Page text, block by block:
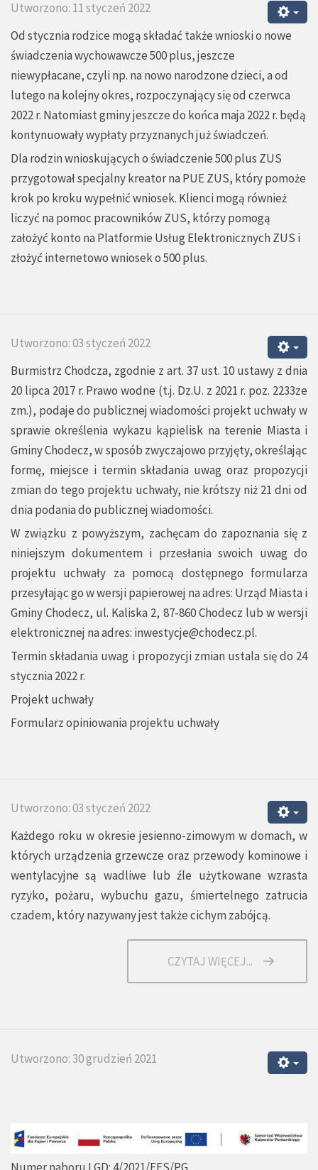
Utworzono: 11 styczeń 2022
Od stycznia rodzice mogą składać także wnioski o nowe
świadczenia wychowawcze 500 plus, jeszcze
niewypłacane, czyli np. na nowo narodzone dzieci, a od
lutego na kolejny okres, rozpoczynający się od czerwca
2022 r. Natomiast gminy jeszcze do końca maja 2022 r. będą
kontynuowały wypłaty przyznanych już świadczeń.
Dla rodzin wnioskujących o świadczenie 500 plus ZUS
przygotował specjalny kreator na PUE ZUS, który pomoże
krok po kroku wypełnić wniosek. Klienci mogą również
liczyć na pomoc pracowników ZUS, którzy pomogą
założyć konto na Platformie Usług Elektronicznych ZUS i
złożyć internetowo wniosek o 500 plus.
Utworzono: 03 styczeń 2022
Burmistrz Chodcza, zgodnie z art. 37 ust. 10 ustawy z dnia
20 lipca 2017 r. Prawo wodne (t.j. Dz.U. z 2021 r. poz. 2233ze
zm.), podaje do publicznej wiadomości projekt uchwały w
sprawie określenia wykazu kąpielisk na terenie Miasta i
Gminy Chodecz, w sposób zwyczajowo przyjęty, określając
formę, miejsce i termin składania uwag oraz propozycji
zmian do tego projektu uchwały, nie krótszy niż 21 dni od
dnia podania do publicznej wiadomości.
W związku z powyższym, zachęcam do zapoznania się z
niniejszym dokumentem i przesłania swoich uwag do
projektu uchwały za pomocą dostępnego formularza
przesyłając go w wersji papierowej na adres: Urząd Miasta i
Gminy Chodecz, ul. Kaliska 2, 87-860 Chodecz lub w wersji
elektronicznej na adres: inwestycje@chodecz.pl.
Termin składania uwag i propozycji zmian ustala się do 24
stycznia 2022 r.
Projekt uchwały
Formularz opiniowania projektu uchwały
Utworzono: 03 styczeń 2022
Każdego roku w okresie jesienno-zimowym w domach, w
których urządzenia grzewcze oraz przewody kominowe i
wentylacyjne są wadliwe lub źle użytkowane wzrasta
ryzyko, pożaru, wybuchu gazu, śmiertelnego zatrucia
czadem, który nazywany jest także cichym zabójcą.
CZYTAJ WIĘCEJ...
Utworzono: 30 grudzień 2021